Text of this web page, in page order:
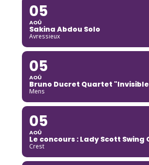
05
AOÛ
Sakina Abdou Solo
Avressieux
05
AOÛ
Bruno Ducret Quartet
Mens
05
AOÛ
Le concours : Lady Scott Swing
Crest